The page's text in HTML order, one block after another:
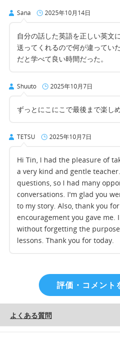
Sana 2025年10月14日
自分の話した英語を正しい英文
送ってくれるので何が違ってい
だと学べて良い時間だった。
Shuuto 2025年10月7日
ずっとにこにこで最後まで楽し
TETSU 2025年10月7日
Hi Tin, I had the pleasure of
a very kind and gentle
questions, so I had many
conversations. I'm glad you
to my story. Also, thank you
encouragement you gave
without forgetting the
lessons. Thank you for today.
評価・コメント
よくある質問